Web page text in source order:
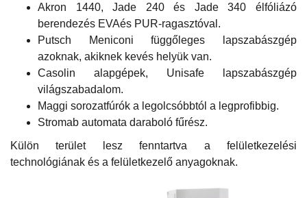
Akron 1440, Jade 240 és Jade 340 élfóliázó
berendezés EVAés PUR-ragasztóval.
Putsch Meniconi függőleges lapszabászgép
azoknak, akiknek kevés helyük van.
Casolin alapgépek, Unisafe lapszabászgép
világszabadalom.
Maggi sorozatfúrók a legolcsóbbtól a legprofibbig.
Stromab automata daraboló fűrész.
Külön terület lesz fenntartva a felületkezelési
technológiának és a felületkezelő anyagoknak.